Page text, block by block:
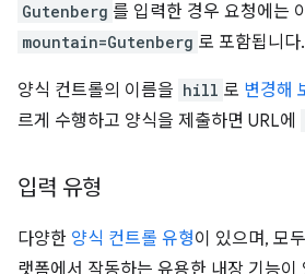
Gutenberg 를 입력한 경우 요청에는
mountain=Gutenberg 로 포함됩니다.
양식 컨트롤의 이름을 hill 로 변경해
르게 수행하고 양식을 제출하면 URL에
입력 유형
다양한 양식 컨트롤 유형이 있으며, 모
랫폼에서 작동하는 유용한 내장 기능이